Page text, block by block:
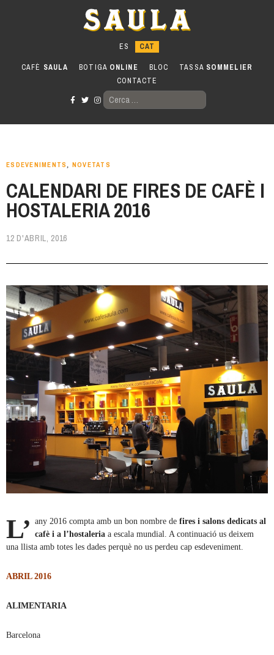
CAFÈ SAULA BOTIGA ONLINE BLOC TASSA SOMMELIER
CONTACTE
CERCA:
ESDEVENIMENTS, NOVETATS
CALENDARI DE FIRES DE CAFÈ I
HOSTALERIA 2016
12 D'ABRIL, 2016
L’ any 2016 compta amb un bon nombre de fires i salons dedicats al
cafè i a l’hostaleria a escala mundial. A continuació us deixem
una llista amb totes les dades perquè no us perdeu cap esdeveniment.
ABRIL 2016
ALIMENTARIA
Barcelona